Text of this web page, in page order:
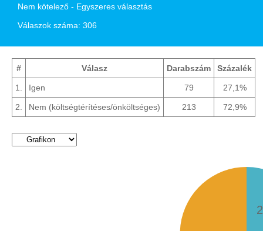
Nem kötelező - Egyszeres választás
Válaszok száma: 306
# Válasz Darabszám Százalék
1. Igen 79 27,1%
2. Nem (költségtérítéses/önköltséges) 213 72,9%